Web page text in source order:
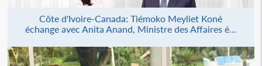
Côte d'Ivoire-Canada: Tiémoko Meyliet Koné
échange avec Anita Anand, Ministre des Affaires é...